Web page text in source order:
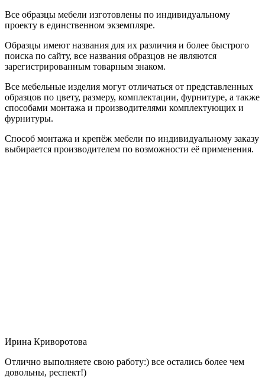
Все образцы мебели изготовлены по индивидуальному
проекту в единственном экземпляре.
Образцы имеют названия для их различия и более быстрого
поиска по сайту, все названия образцов не являются
зарегистрированным товарным знаком.
Все мебельные изделия могут отличаться от представленных
образцов по цвету, размеру, комплектации, фурнитуре, а также
способами монтажа и производителями комплектующих и
фурнитуры.
Способ монтажа и крепёж мебели по индивидуальному заказу
выбирается производителем по возможности её применения.
Ирина Криворотова
Отлично выполняете свою работу:) все остались более чем
довольны, респект!)